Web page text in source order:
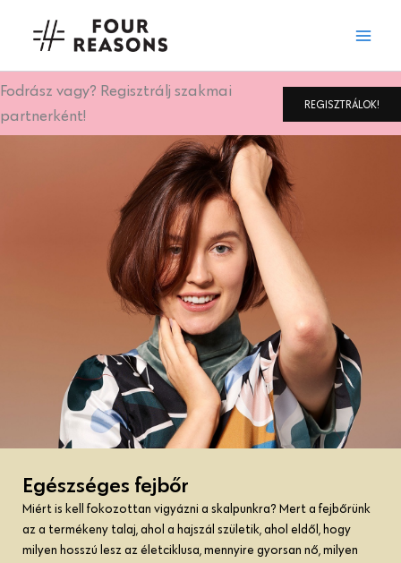
Fodrász vagy? Regisztrálj szakmai
partnerként!
REGISZTRÁLOK!
Egészséges fejbőr
Miért is kell fokozottan vigyázni a skalpunkra? Mert a fejbőrünk
az a termékeny talaj, ahol a hajszál születik, ahol eldől, hogy
milyen hosszú lesz az életciklusa, mennyire gyorsan nő, milyen